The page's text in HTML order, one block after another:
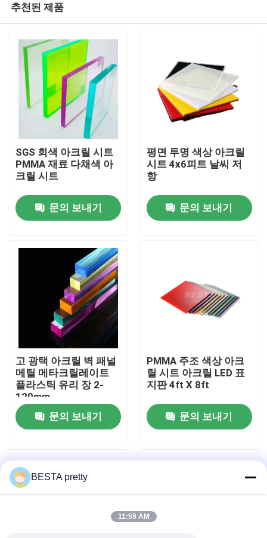
우리 에 관한 것
공장 투어
품질 관리
저희와 연락
사건
추천된 제품
SGS 회색 아크릴 시트
PMMA 재료 다채색 아
크릴 시트
문의 보내기
평면 투명 색상 아크릴
시트 4x6피트 날씨 저
항
문의 보내기
고 광택 아크릴 벽 패널
메틸 메타크릴레이트
플라스틱 유리 장 2-
120mm
문의 보내기
PMMA 주조 색상 아크
릴 시트 아크릴 LED 표
지판 4ft X 8ft
문의 보내기
BESTA pretty
11:59 AM